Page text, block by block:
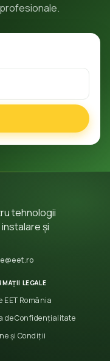
tehnologii
și
LEGALE
EET România
de Confidențialitate
și Condiții